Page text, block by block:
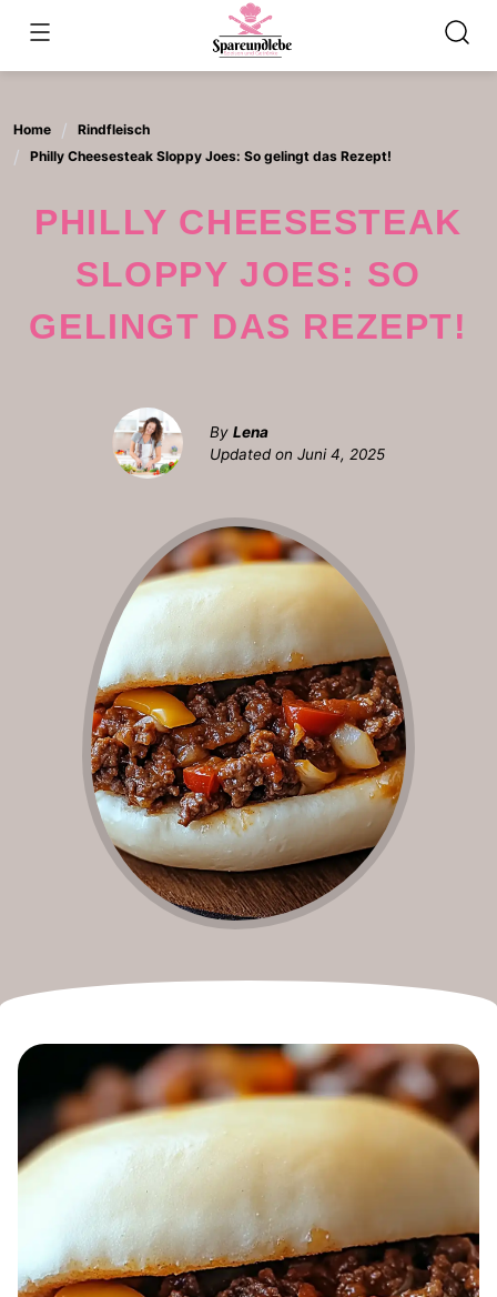
content
Home
Rindfleisch
Philly Cheesesteak Sloppy Joes: So gelingt das Rezept!
PHILLY CHEESESTEAK
SLOPPY JOES: SO
GELINGT DAS REZEPT!
By Lena
Updated on Juni 4, 2025